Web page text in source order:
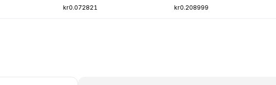
kr0.072821 kr0.208999